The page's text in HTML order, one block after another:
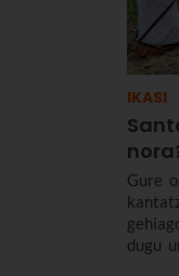
IKASI
Gure
dugu